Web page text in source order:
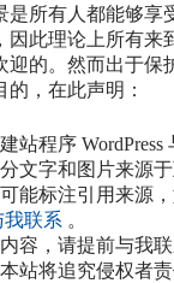
是所有人都能够享
因此理论上所有来
迎的。然而出于保
，在此声明：
站程序 WordPress
文字和图片来源于
能标注引用来源
我联系 。
容，请提前与我
站将追究侵权者